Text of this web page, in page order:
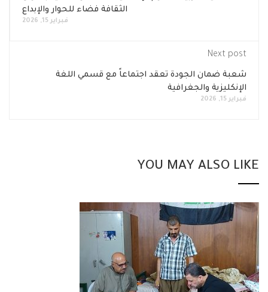
الثقافة فضاء للحوار والإبداع
فبراير 15, 2026
Next post
شعبة ضمان الجودة تعقد اجتماعاً مع قسمي اللغة
الإنكليزية والجغرافية
فبراير 15, 2026
YOU MAY ALSO LIKE